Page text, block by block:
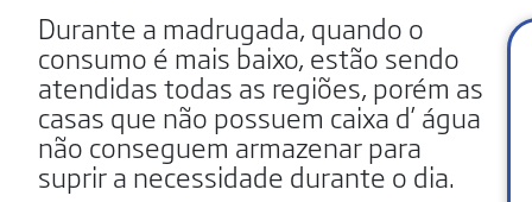
Durante a madrugada, quando o
consumo é mais baixo, estão sendo
atendidas todas as regiões, porém as
casas que não possuem caixa d’ água
não conseguem armazenar para
suprir a necessidade durante o dia.